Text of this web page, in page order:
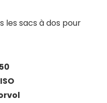
les sacs à dos pour